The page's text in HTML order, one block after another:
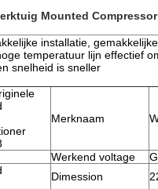
Mounted
installatie,
temperatuur lijn effectief
snelheid is sneller
Merknaam
Werkend voltage
Dimession